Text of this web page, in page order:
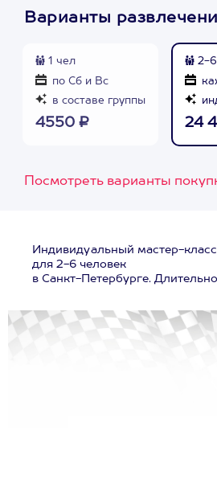
Варианты
1 чел
по Сб и Вс
в составе группы
4550 ₽
2-
24
Посмотреть варианты
Индивидуальный мастер-
для 2-6 человек
в Санкт-Петербурге.